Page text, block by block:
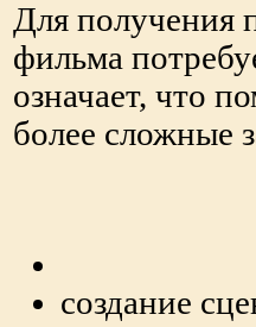
Для получения
фильма
означает, что
более сложные
создание